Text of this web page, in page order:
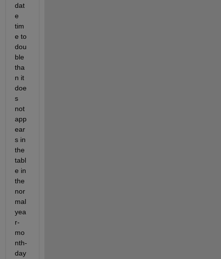
dat
e
tim
e to
dou
ble
tha
n it
doe
s
not
app
ear
s in
the
tabl
e in
the
nor
mal
yea
r-
mo
nth-
day